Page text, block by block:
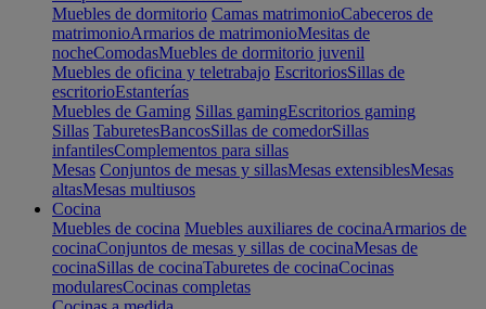
Muebles de dormitorio Camas matrimonioCabeceros de
matrimonioArmarios de matrimonioMesitas de
nocheComodasMuebles de dormitorio juvenil
Muebles de oficina y teletrabajo EscritoriosSillas de
escritorioEstanterías
Muebles de Gaming Sillas gamingEscritorios gaming
Sillas TaburetesBancosSillas de comedorSillas
infantilesComplementos para sillas
Mesas Conjuntos de mesas y sillasMesas extensiblesMesas
altasMesas multiusos
Cocina
Muebles de cocina Muebles auxiliares de cocinaArmarios de
cocinaConjuntos de mesas y sillas de cocinaMesas de
cocinaSillas de cocinaTaburetes de cocinaCocinas
modularesCocinas completas